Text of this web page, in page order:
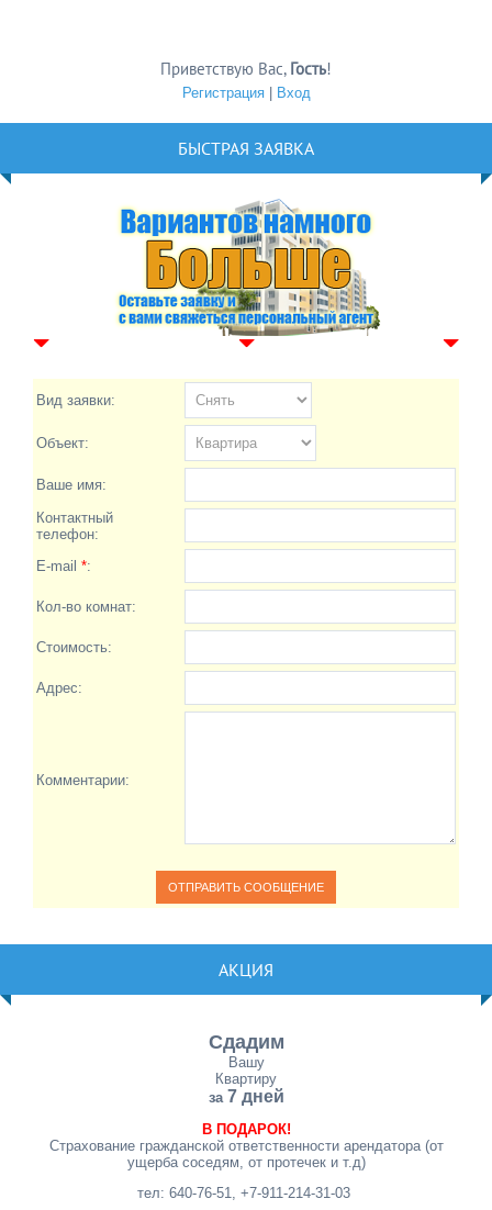
Приветствую Вас, Гость!
Регистрация| Вход
БЫСТРАЯ ЗАЯВКА
Вид заявки:
Объект:
Ваше имя:
Контактный
телефон:
E-mail *:
Кол-во комнат:
Стоимость:
Адрес:
Комментарии:
АКЦИЯ
Сдадим
Вашу
Квартиру
за 7 дней
В ПОДАРОК!
Страхование гражданской ответственности арендатора (от
ущерба соседям, от протечек и т.д)
тел: 640-76-51, +7-911-214-31-03